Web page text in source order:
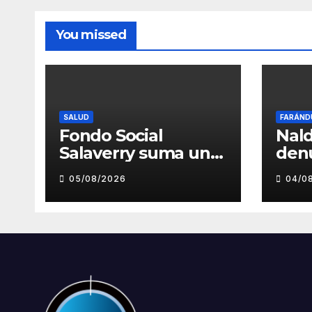
You missed
SALUD
Fondo Social
Salaverry suma un
nuevo esfuerzo
para fortalecer la
atención en el
Salaverry
05/08/2026
Luz
04/